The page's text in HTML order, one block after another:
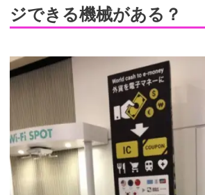
ジできる機械がある？